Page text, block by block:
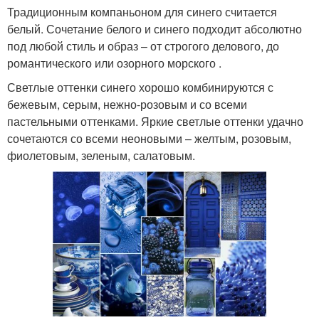
Традиционным компаньоном для синего считается
белый. Сочетание белого и синего подходит абсолютно
под любой стиль и образ – от строгого делового, до
романтического или озорного морского .
Светлые оттенки синего хорошо комбинируются с
бежевым, серым, нежно-розовым и со всеми
пастельными оттенками. Яркие светлые оттенки удачно
сочетаются со всеми неоновыми – желтым, розовым,
фиолетовым, зеленым, салатовым.